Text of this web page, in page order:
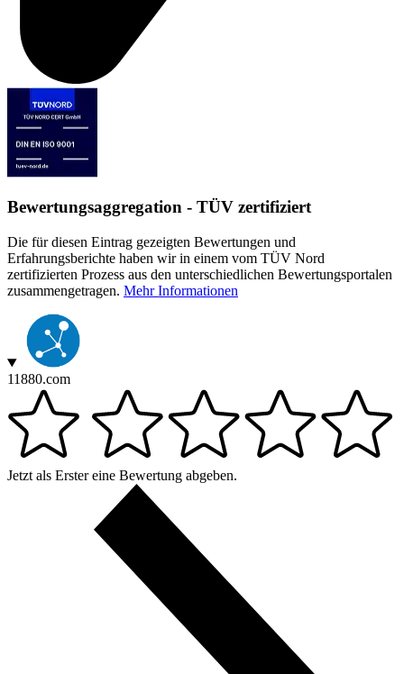
Bewertungsaggregation - TÜV zertifiziert
Die für diesen Eintrag gezeigten Bewertungen und
Erfahrungsberichte haben wir in einem vom TÜV Nord
zertifizierten Prozess aus den unterschiedlichen Bewertungsportalen
zusammengetragen. Mehr Informationen
11880.com
Jetzt als Erster eine Bewertung abgeben.